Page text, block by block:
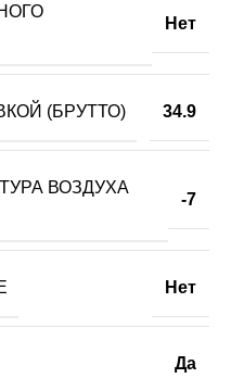
Нет
(БРУТТО) 34.9
ВОЗДУХА
-7
Нет
Да